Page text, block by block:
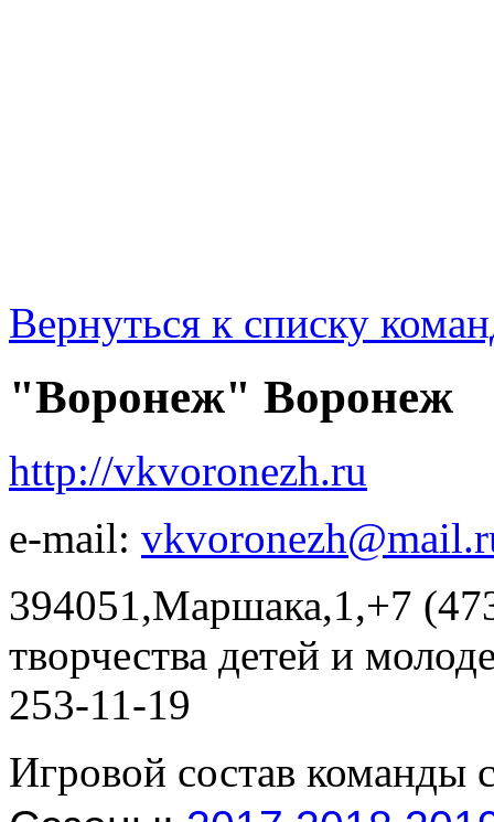
Вернуться к списку
"Воронеж" Воронеж
http://vkvoronezh.ru
e-mail:
394051,Маршака,1,+7
творчества детей и
253-11-19
Игровой состав команды